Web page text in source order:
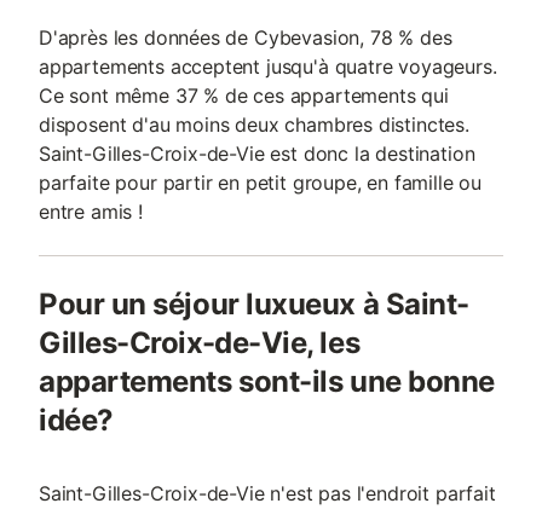
D'après les données de Cybevasion, 78 % des
appartements acceptent jusqu'à quatre voyageurs.
Ce sont même 37 % de ces appartements qui
disposent d'au moins deux chambres distinctes.
Saint-Gilles-Croix-de-Vie est donc la destination
parfaite pour partir en petit groupe, en famille ou
entre amis !
Pour un séjour luxueux à Saint-
Gilles-Croix-de-Vie, les
appartements sont-ils une bonne
idée?
Saint-Gilles-Croix-de-Vie n'est pas l'endroit parfait